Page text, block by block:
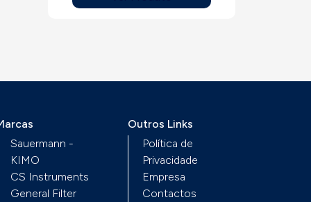
sempre sem mostrador.
Sauermann -
KIMO
CS Instruments
General Filter
Outros Links
Política de
Privacidade
Empresa
Contactos